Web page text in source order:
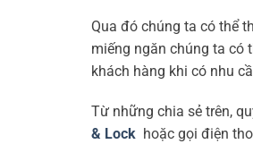
Qua đó chúng ta có thể
miếng ngăn chúng ta có
khách hàng khi có nhu
Từ những chia sẻ trên,
& Lock hoặc gọi điện